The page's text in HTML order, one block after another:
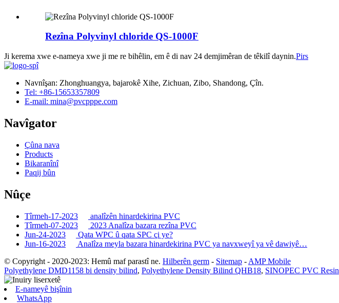
Rezîna Polyvinyl chloride QS-1000F
Ji kerema xwe e-nameya xwe ji me re bihêlin, em ê di nav 24 demjimêran de têkilî daynin.Pirs
Navnîşan: Zhonghuangya, bajarokê Xihe, Zichuan, Zibo, Shandong, Çîn.
Tel: +86-15653357809
E-mail: mina@pvcpppe.com
Navîgator
Çûna nava
Products
Bikaranînî
Paqij bûn
Nûçe
Tîrmeh-17-2023
analîzên hinardekirina PVC
Tîrmeh-07-2023
2023 Analîza bazara rezîna PVC
Jun-24-2023
Qata WPC û qata SPC çi ye?
Jun-16-2023
Analîza meyla bazara hinardekirina PVC ya navxweyî ya vê dawiyê…
© Copyright - 2020-2023: Hemû maf parastî ne. Hilberên germ - Sitemap - AMP Mobile
Polyethylene DMD1158 bi density bilind, Polyethylene Density Bilind QHB18, SINOPEC PVC Resin
E-nameyê bişînin
WhatsApp